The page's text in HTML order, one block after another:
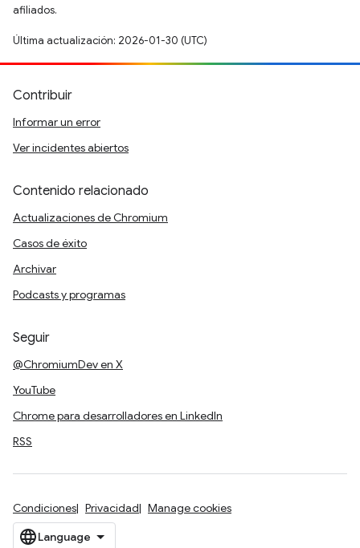
afiliados.
Última actualización: 2026-01-30 (UTC)
Contribuir
Informar un error
Ver incidentes abiertos
Contenido relacionado
Actualizaciones de Chromium
Casos de éxito
Archivar
Podcasts y programas
Seguir
@ChromiumDev en X
YouTube
Chrome para desarrolladores en LinkedIn
RSS
Condiciones Privacidad Manage cookies